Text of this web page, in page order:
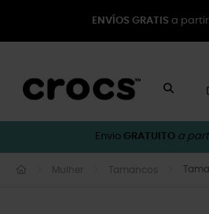
ENVÍOS GRATIS a
Envio GRATUITO a
Mulher Tamancos